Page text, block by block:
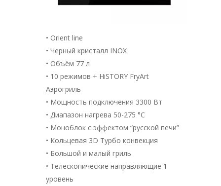
• Orient line
• Черный кристалл INOX
• Объём 77 л
• 10 режимов + HiSTORY FryArt
Аэрогриль
• Мощность подключения 3300 Вт
• Диапазон нагрева 50-275 °С
• Моноблок с эффектом “русской печи”
• Кольцевая 3D Турбо конвекция
• Большой и малый гриль
• Телескопические направляющие 1
уровень